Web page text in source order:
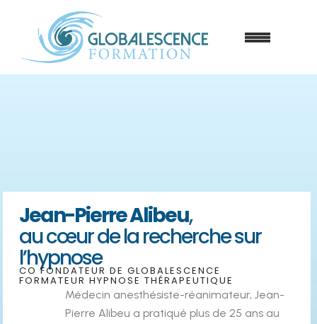
Jean-Pierre Alibeu,
au cœur de la recherche sur
l’hypnose
CO FONDATEUR DE GLOBALESCENCE
FORMATEUR HYPNOSE THÉRAPEUTIQUE
Médecin anesthésiste-réanimateur, Jean-
Pierre Alibeu a pratiqué plus de 25 ans au